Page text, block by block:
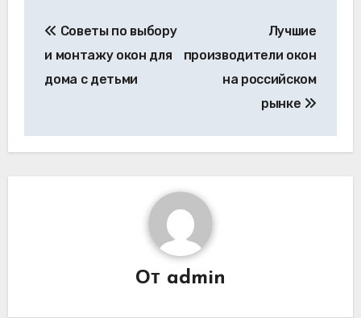
по
записям
Советы по выбору
и монтажу окон для
дома с детьми
Лучшие
производители окон
на российском
рынке
От admin